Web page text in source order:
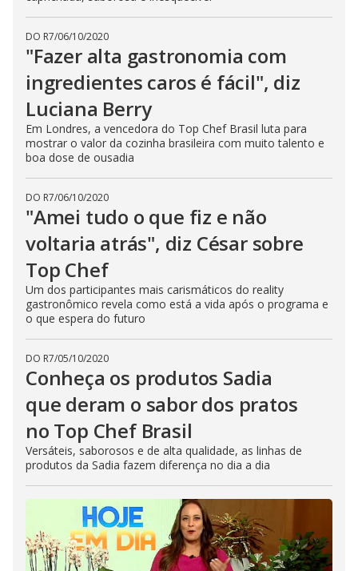
DO R7/06/10/2020
"Fazer alta gastronomia com
ingredientes caros é fácil", diz
Luciana Berry
Em Londres, a vencedora do Top Chef Brasil luta para
mostrar o valor da cozinha brasileira com muito talento e
boa dose de ousadia
DO R7/06/10/2020
"Amei tudo o que fiz e não
voltaria atrás", diz César sobre
Top Chef
Um dos participantes mais carismáticos do reality
gastronômico revela como está a vida após o programa e
o que espera do futuro
DO R7/05/10/2020
Conheça os produtos Sadia
que deram o sabor dos pratos
no Top Chef Brasil
Versáteis, saborosos e de alta qualidade, as linhas de
produtos da Sadia fazem diferença no dia a dia